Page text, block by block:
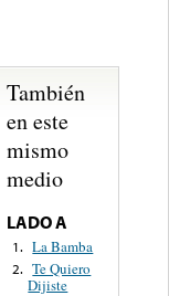
También
en este
mismo
medio
LADO A
1. La Bamba
2. Te Quiero
Dijiste